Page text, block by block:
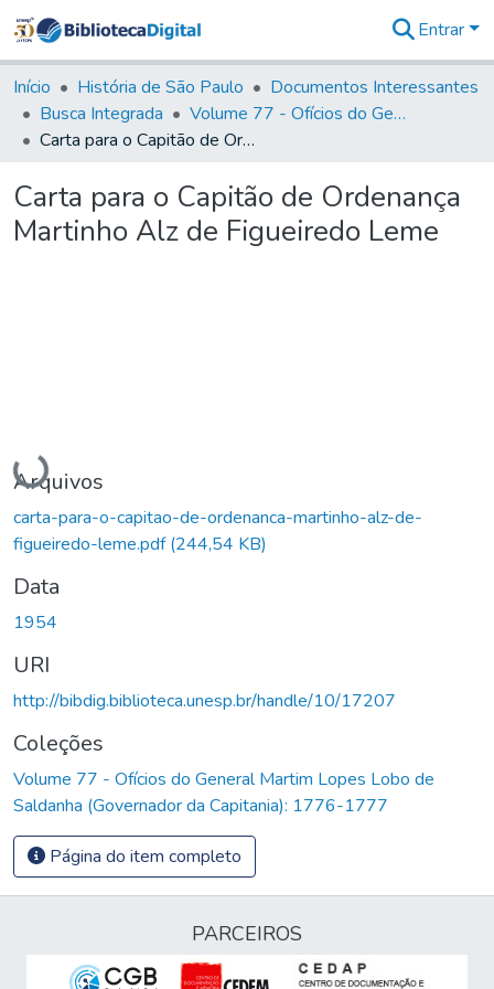
&
Coleções
Tudo na
Biblioteca
Estatísticas
Entrar
Início História de São Paulo
Documentos Interessantes
Busca Integrada
Volume 77 - Ofícios do General Martim Lopes Lobo de Saldanha (Governador da Capitania): 1776-1777
Carta para o Capitão de Ordenança Martinho Alz de Figueiredo Leme
Carta para o Capitão de Ordenança
Martinho Alz de Figueiredo Leme
Carregando...
Arquivos
carta-para-o-capitao-de-ordenanca-martinho-alz-de-
figueiredo-leme.pdf(244,54 KB)
Data
1954
URI
http://bibdig.biblioteca.unesp.br/handle/10/17207
Coleções
Volume 77 - Ofícios do General Martim Lopes Lobo de
Saldanha (Governador da Capitania): 1776-1777
Página do item completo
PARCEIROS